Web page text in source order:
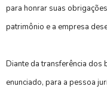
para honrar suas
patrimônio e a empresa
Diante da transferência dos
enunciado, para a pessoa